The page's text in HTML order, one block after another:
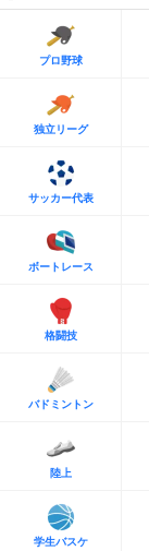
プロ野球
独立リーグ
サッカー代表
ボートレース
格闘技
バドミントン
陸上
学生バスケ